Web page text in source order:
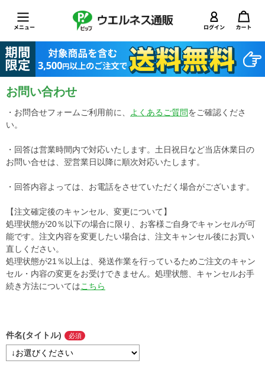
お問い合わせ
・お問合せフォームご利用前に、 よくあるご質問をご確認くださ
い。
・回答は営業時間内で対応いたします。土日祝日など当店休業日の
お問い合せは、翌営業日以降に順次対応いたします。
・回答内容よっては、お電話をさせていただく場合がございます。
【注文確定後のキャンセル、変更について】
処理状態が20％以下の場合に限り、お客様ご自身でキャンセルが可
能です。注文内容を変更したい場合は、注文キャンセル後にお買い
直しください。
処理状態が21％以上は、発送作業を行っているためご注文のキャン
セル・内容の変更をお受けできません。処理状態、キャンセルお手
続き方法についてはこちら
件名(タイトル)